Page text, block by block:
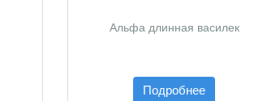
Альфа длинная василек
Подробнее